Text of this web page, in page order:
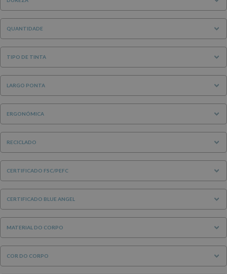
QUANTIDADE
TIPO DE TINTA
LARGO PONTA
ERGONÓMICA
RECICLADO
CERTIFICADO FSC/PEFC
CERTIFICADO BLUE ANGEL
MATERIAL DO CORPO
COR DO CORPO